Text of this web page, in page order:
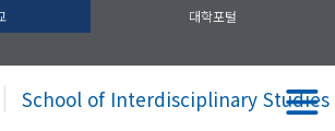
대학포털
School of Interdisciplinary Studies